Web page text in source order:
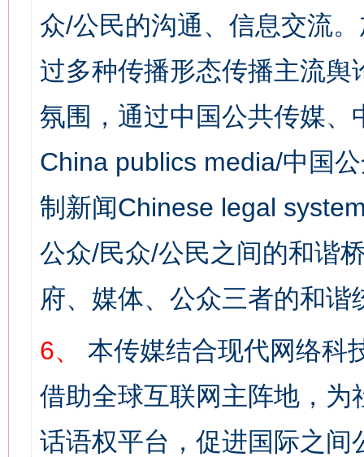
众/公民的沟通、信息交流
过多种传播形态传播主流
氛围，通过中国公共传媒
China publics media/中国
制新闻Chinese legal
公众/民众/公民之间的和谐
府、媒体、公众三者的和谐
6、
本传媒结合现代网络科
借助全球互联网主阵地，
话语权平台，促进国际之